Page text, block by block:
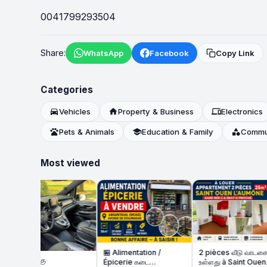
0041799293504
Share: WhatsApp Facebook Copy Link
Categories
directions_carVehicles homeProperty & Business devicesElectronics
petsPets & Animals schoolEducation & Family category
Most viewed
🏪 Alimentation /
Épicerie கடை
2 pièces வீடு வாடகைக்கு
உள்ளது à Saint Ouen
🏠